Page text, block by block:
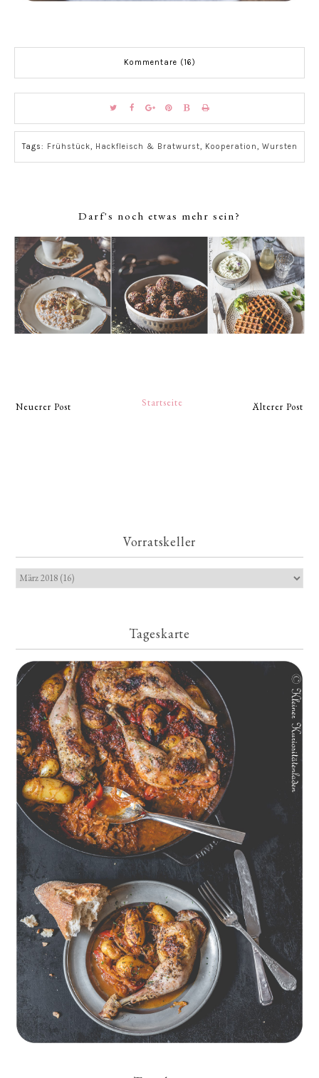
Kommentare (16)
Tags: Frühstück, Hackfleisch & Bratwurst, Kooperation, Wursten
Darf's noch etwas mehr sein?
Neuerer Post Älterer Post
Startseite
Vorratskeller
Tageskarte
Geschmorte Hähnchenschenkel auf Paprikakraut und kleinen
Kartoffeln